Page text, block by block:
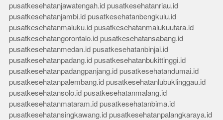
pusatkesehatanjawatengah.id pusatkesehatanriau.id
pusatkesehatanjambi.id pusatkesehatanbengkulu.id
pusatkesehatanmaluku.id pusatkesehatanmalukuutara.id
pusatkesehatangorontalo.id pusatkesehatansabang.id
pusatkesehatanmedan.id pusatkesehatanbinjai.id
pusatkesehatanpadang.id pusatkesehatanbukittinggi.id
pusatkesehatanpadangpanjang.id pusatkesehatandumai.id
pusatkesehatanpalembang.id pusatkesehatanlubuklinggau.id
pusatkesehatansolo.id pusatkesehatanmalang.id
pusatkesehatanmataram.id pusatkesehatanbima.id
pusatkesehatansingkawang.id pusatkesehatanpalangkaraya.id